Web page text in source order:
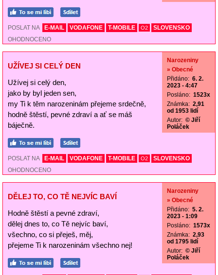
POSLAT NA E-MAIL VODAFONE T-MOBILE O2
SLOVENSKO
OHODNOCENO
UŽÍVEJ SI CELÝ DEN
Užívej si celý den,
jako by byl jeden sen,
my Ti k těm narozeninám přejeme srdečně,
hodně štěstí, pevné zdraví a ať se máš
báječně.
Narozeniny
» Obecné
Přidáno: 6. 2.
2023 - 4:47
Posláno: 1523x
Známka: 2,91
od 1953 lidí
Autor: © Jiří
Poláček
POSLAT NA E-MAIL VODAFONE T-MOBILE O2
SLOVENSKO
OHODNOCENO
DĚLEJ TO, CO TĚ NEJVÍC BAVÍ
Hodně štěstí a pevné zdraví,
dělej dnes to, co Tě nejvíc baví,
všechno, co si přeješ, měj,
přejeme Ti k narozeninám všechno nej!
Narozeniny
» Obecné
Přidáno: 5. 2.
2023 - 1:09
Posláno: 1573x
Známka: 2,93
od 1795 lidí
Autor: © Jiří
Poláček